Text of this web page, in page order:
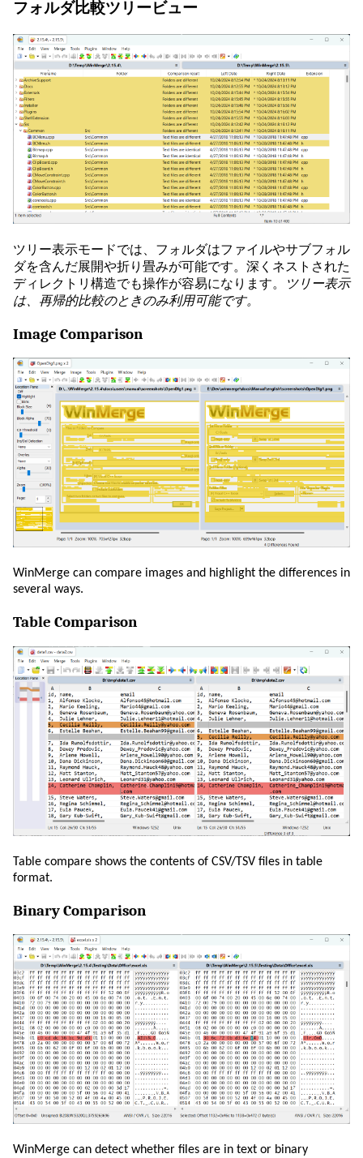
フォルダ比較ツリービュー
ツリー表示モードでは、フォルダはファイルやサブフォル
ダを含んだ展開や折り畳みが可能です。深くネストされた
ディレクトリ構造でも操作が容易になります。
ツリー表示
は、再帰的比較のときのみ利用可能です。
Image Comparison
WinMerge can compare images and highlight the differences in
several ways.
Table Comparison
Table compare shows the contents of CSV/TSV files in table
format.
Binary Comparison
WinMerge can detect whether files are in text or binary